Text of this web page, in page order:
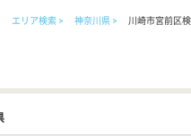
エリア検索 神奈川県 川崎市宮前区